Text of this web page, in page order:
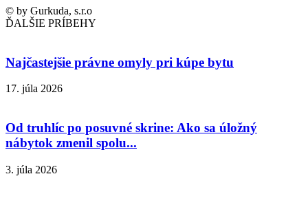
© by Gurkuda, s.r.o
ĎALŠIE PRÍBEHY
Najčastejšie právne omyly pri kúpe bytu
17. júla 2026
Od truhlíc po posuvné skrine: Ako sa úložný
nábytok zmenil spolu...
3. júla 2026